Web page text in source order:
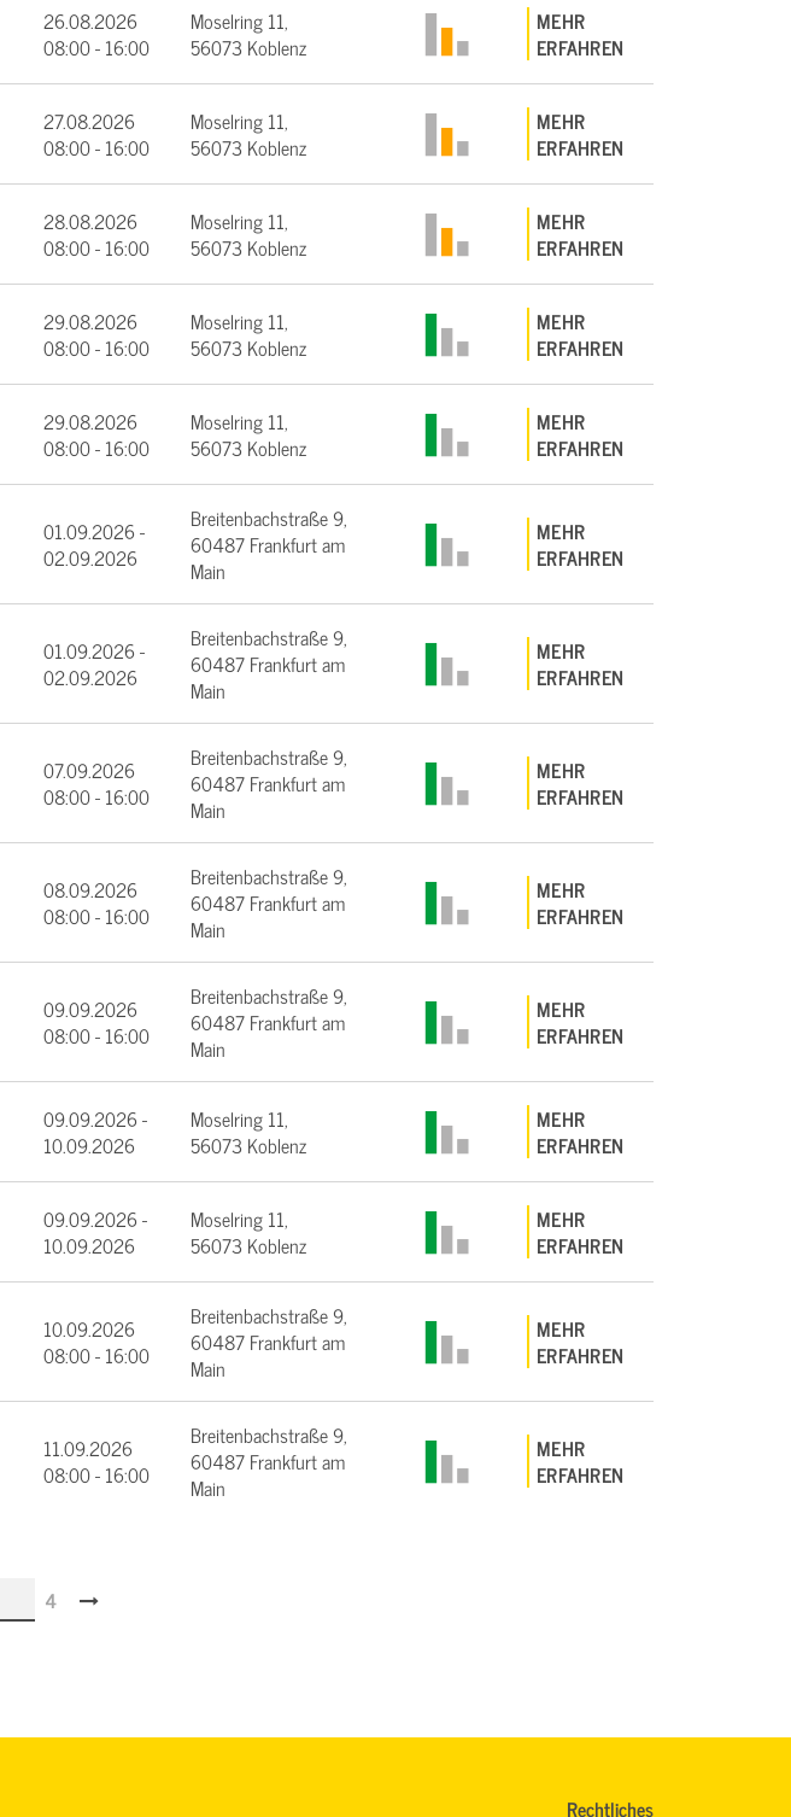
26.08.2026
08:00 - 16:00
Moselring 11,
56073 Koblenz
MEHR
ERFAHREN
27.08.2026
08:00 - 16:00
Moselring 11,
56073 Koblenz
MEHR
ERFAHREN
28.08.2026
08:00 - 16:00
Moselring 11,
56073 Koblenz
MEHR
ERFAHREN
29.08.2026
08:00 - 16:00
Moselring 11,
56073 Koblenz
MEHR
ERFAHREN
29.08.2026
08:00 - 16:00
Moselring 11,
56073 Koblenz
MEHR
ERFAHREN
01.09.2026 -
02.09.2026
Breitenbachstraße 9,
60487 Frankfurt am
Main
MEHR
ERFAHREN
01.09.2026 -
02.09.2026
Breitenbachstraße 9,
60487 Frankfurt am
Main
MEHR
ERFAHREN
07.09.2026
08:00 - 16:00
Breitenbachstraße 9,
60487 Frankfurt am
Main
MEHR
ERFAHREN
08.09.2026
08:00 - 16:00
Breitenbachstraße 9,
60487 Frankfurt am
Main
MEHR
ERFAHREN
09.09.2026
08:00 - 16:00
Breitenbachstraße 9,
60487 Frankfurt am
Main
MEHR
ERFAHREN
09.09.2026 -
10.09.2026
Moselring 11,
56073 Koblenz
MEHR
ERFAHREN
09.09.2026 -
10.09.2026
Moselring 11,
56073 Koblenz
MEHR
ERFAHREN
10.09.2026
08:00 - 16:00
Breitenbachstraße 9,
60487 Frankfurt am
Main
MEHR
ERFAHREN
11.09.2026
08:00 - 16:00
Breitenbachstraße 9,
60487 Frankfurt am
Main
MEHR
ERFAHREN
4
Rechtliches